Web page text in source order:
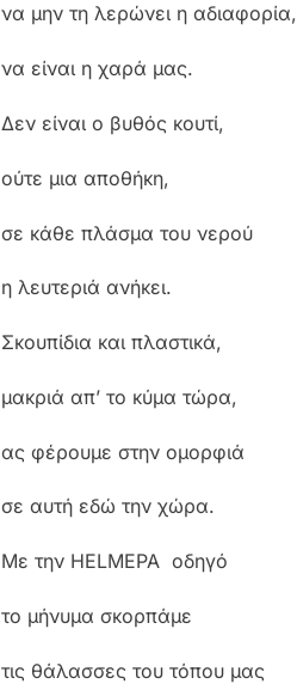
να μην τη λερώνει η αδιαφορία,
να είναι η χαρά μας.
Δεν είναι ο βυθός κουτί,
ούτε μια αποθήκη,
σε κάθε πλάσμα του νερού
η λευτεριά ανήκει.
Σκουπίδια και πλαστικά,
μακριά απ’ το κύμα τώρα,
ας φέρουμε στην ομορφιά
σε αυτή εδώ την χώρα.
Με την HELMEPA οδηγό
το μήνυμα σκορπάμε
τις θάλασσες του τόπου μας